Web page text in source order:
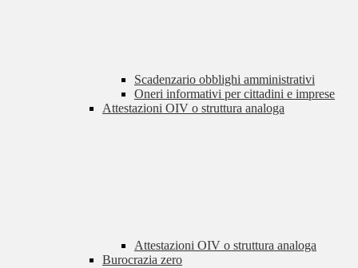
Scadenzario obblighi amministrativi
Oneri informativi per cittadini e imprese
Attestazioni OIV o struttura analoga
Attestazioni OIV o struttura analoga
Burocrazia zero